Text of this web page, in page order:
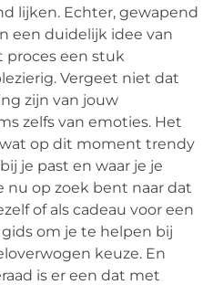
lijken. Echter, gewapend
een duidelijk idee van
proces een stuk
Vergeet niet dat
zijn van jouw
zelfs van emoties. Het
op dit moment trendy
je past en waar je je
nu op zoek bent naar dat
of als cadeau voor een
om je te helpen bij
keuze. En
is er een dat met